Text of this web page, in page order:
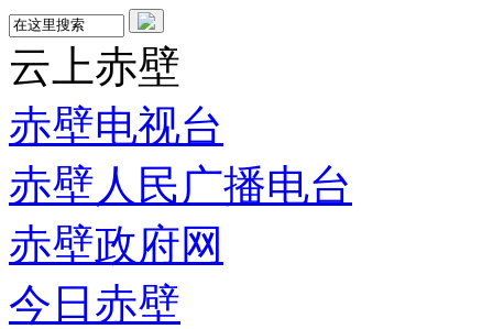
云上赤壁
赤壁电视台
赤壁人民广播电台
赤壁政府网
今日赤壁